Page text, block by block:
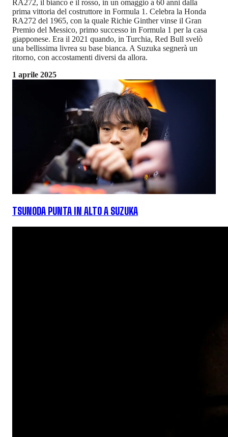
RA272, il bianco e il rosso, in un omaggio a 60 anni dalla
prima vittoria del costruttore in Formula 1. Celebra la Honda
RA272 del 1965, con la quale Richie Ginther vinse il Gran
Premio del Messico, primo successo in Formula 1 per la casa
giapponese. Era il 2021 quando, in Turchia, Red Bull svelò
una bellissima livrea su base bianca. A Suzuka segnerà un
ritorno, con accostamenti diversi da allora.
1 aprile 2025
TSUNODA PUNTA IN ALTO A SUZUKA